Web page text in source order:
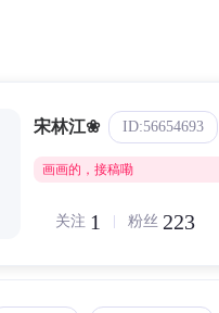
宋林江❀ ID:56654693
画画的，接稿嘞
关注 1 粉丝 223